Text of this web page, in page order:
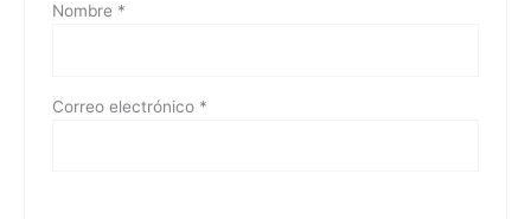
Nombre *
Correo electrónico *